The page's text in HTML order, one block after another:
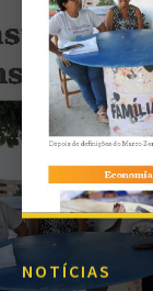
NOTÍCIAS